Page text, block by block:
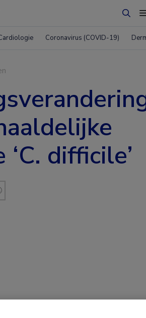
Coronavirus (COVID-19)
difficile’